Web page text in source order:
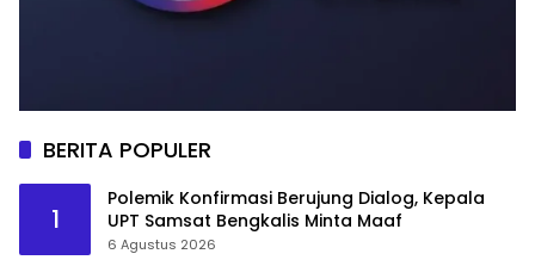
BERITA POPULER
1
Polemik Konfirmasi Berujung Dialog, Kepala
UPT Samsat Bengkalis Minta Maaf
6 Agustus 2026